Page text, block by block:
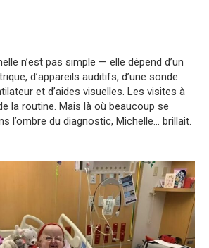
n’est pas simple — elle dépend d’un
d’appareils auditifs, d’une sonde
et d’aides visuelles. Les visites à
la routine. Mais là où beaucoup se
l’ombre du diagnostic, Michelle… brillait.